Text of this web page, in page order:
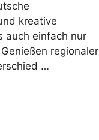
kreative
auch einfach nur
regionaler
…